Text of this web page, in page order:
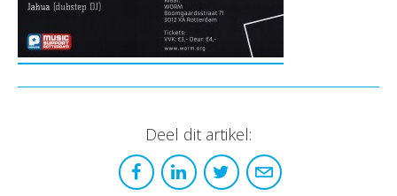
Deel dit artikel: